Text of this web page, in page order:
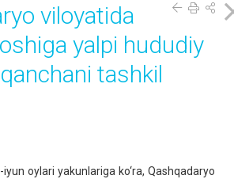
viloyatida
yalpi hududiy
tashkil
oylari yakunlariga ko‘ra, Qashqadaryo